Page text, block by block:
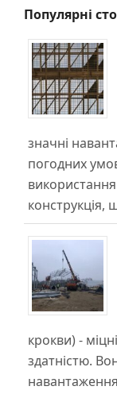
Популярні
значні
погодних
конструкція,
крокви) -
здатністю.